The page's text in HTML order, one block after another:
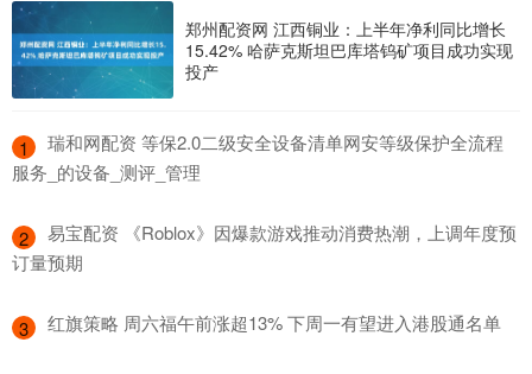
郑州配资网 江西铜业：上半年净利同比增长
15.42% 哈萨克斯坦巴库塔钨矿项目成功实现
投产
1
​瑞和网配资 等保2.0二级安全设备清单网安等级保护全流程
服务_的设备_测评_管理
2
​易宝配资 《Roblox》因爆款游戏推动消费热潮，上调年度预
订量预期
3 ​红旗策略 周六福午前涨超13% 下周一有望进入港股通名单